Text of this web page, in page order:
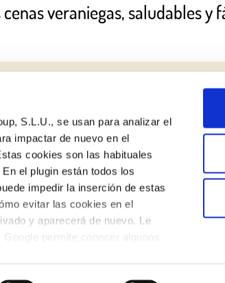
S.L.U., se usan para analizar el
impactar de nuevo en el
cookies son las habituales
el plugin están todos los
impedir la inserción de estas
evitar las cookies en el
y aparecerá de nuevo. Le
permite conocer algunos
cenas veraniegas, saludables y
Política de privacidad
Aviso legal